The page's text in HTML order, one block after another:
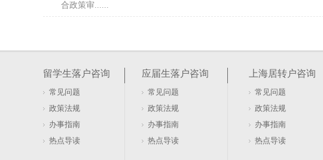
合政策审......
2026年应届毕业的研究生，若计划在上海市五个新城或自贸区新片区
报。申报安......
崇明区代办应届生落户要求（上海市崇明区人才引进政策）
应届生落户上海，报到证是关键材料之一。如果你需要自行办理，流
心申领正式报......
留学生落户咨询
常见问题
政策法规
办事指南
热点导读
应届生落户咨询
常见问题
政策法规
办事指南
热点导读
上海居转户咨询
常见问题
政策法规
办事指南
热点导读